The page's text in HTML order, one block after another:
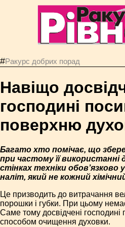
#Ракурс добрих порад
Навіщо
господині
поверхню
Багато хто помічає, що
при частому її
стінках техніки
наліт, який не кожний
Це призводить до витрачання
порошки і губки. При цьому
Саме тому досвідчені господині
способом очищення духовки.